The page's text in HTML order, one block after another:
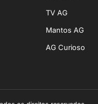
TV AG
Mantos AG
AG Curioso